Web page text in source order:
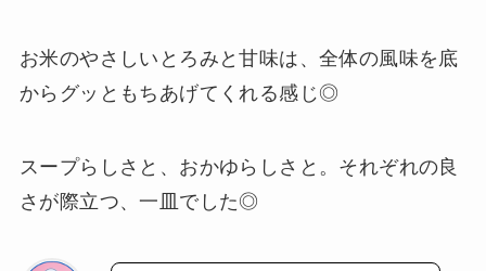
お米のやさしいとろみと甘味は、全体の風味を底
からグッともちあげてくれる感じ◎
スープらしさと、おかゆらしさと。それぞれの良
さが際立つ、一皿でした◎